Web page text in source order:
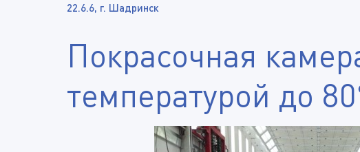
22.6.6, г. Шадринск
Покрасочная
температурой до